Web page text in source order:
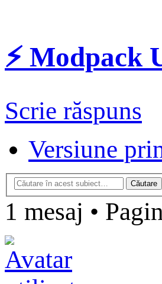
⚡️ Modpack
Scrie răspuns
Versiune
Căutare
1 mesaj •